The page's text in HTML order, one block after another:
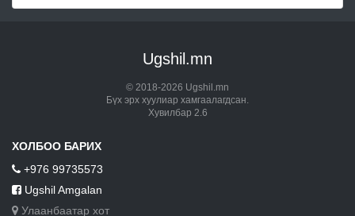
Ugshil.mn
© 2018-2026 Ugshil.mn
Бүх эрх хуулиар хамгаалагдсан.
Хувилбар 2.6
ХОЛБОО БАРИХ
+976 99735573
Ugshil Amgalan
Улаанбаатар хот